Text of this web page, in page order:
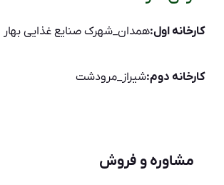
کارخانه اول:همدان_شهرک صنایع غذایی بهار
کارخانه دوم:شیراز_مرودشت
مشاوره و فروش